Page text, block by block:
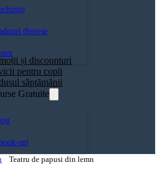
diverse
și discounturi
pentru copii
săptămănii
Gratuite
uri
Teatru de papusi din lemn